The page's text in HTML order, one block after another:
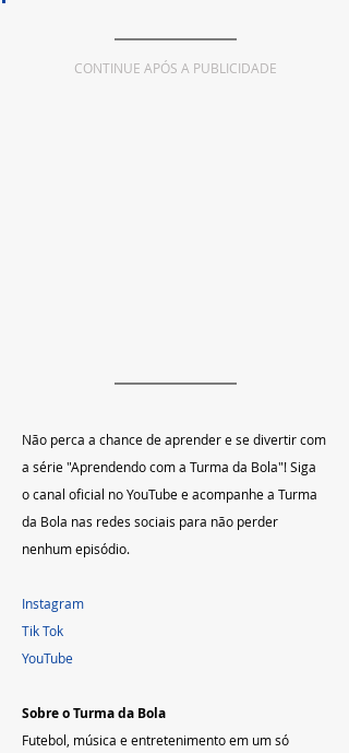
CONTINUE APÓS A PUBLICIDADE
Não perca a chance de aprender e se divertir com
a série "Aprendendo com a Turma da Bola"! Siga
o canal oficial no YouTube e acompanhe a Turma
da Bola nas redes sociais para não perder
nenhum episódio.
Instagram
Tik Tok
YouTube
Sobre o Turma da Bola
Futebol, música e entretenimento em um só